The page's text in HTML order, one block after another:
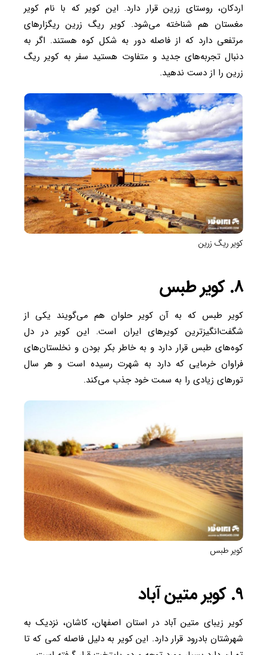
اردکان، روستای زرین قرار دارد. این کویر که با نام کویر
مغستان هم شناخته می‌شود. کویر ریگ زرین ریگزارهای
مرتفعی دارد که از فاصله دور به شکل کوه هستند. اگر به
دنبال تجربه‌های جدید و متفاوت هستید سفر به کویر ریگ
زرین را از دست ندهید.
کویر ریگ زرین
۸. کویر طبس
کویر طبس که به آن کویر حلوان هم می‌گویند یکی از
شگفت‌انگیز‌ترین کویرهای ایران است. این کویر در دل
کوه‌های طبس قرار دارد و به خاطر بکر بودن و نخلستان‌های
فراوان خرمایی که دارد به شهرت رسیده است و هر سال
تورهای زیادی را به سمت خود جذب می‌کند.
کویر طبس
۹. کویر متین آباد
کویر زیبای متین آباد در استان اصفهان، کاشان، نزدیک به
شهرشتان بادرود قرار دارد. این کویر به دلیل فاصله کمی که تا